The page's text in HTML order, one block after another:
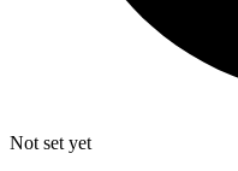
Not set yet